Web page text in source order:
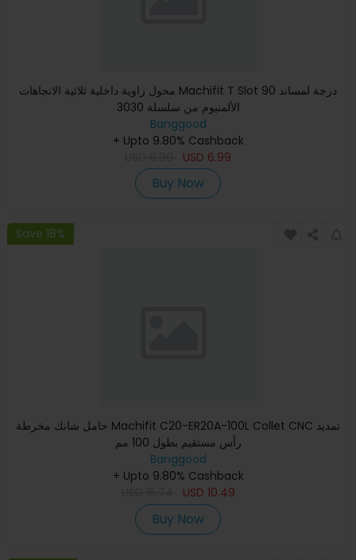
محول زاوية داخلية ثلاثية الاتجاهات Machifit T Slot 90 درجة لمساند
الألمنيوم من سلسلة 3030
Banggood
+ Upto 9.80% Cashback
USD 6.99
Buy Now
Save 18%
حامل شانك مخرطة Machifit C20-ER20A-100L Collet CNC تمديد
رأس مستقيم بطول 100 مم
Banggood
+ Upto 9.80% Cashback
USD 10.49
Buy Now